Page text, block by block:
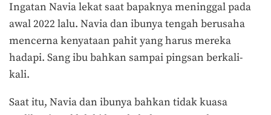
Ingatan Navia lekat saat bapaknya meninggal pada
awal 2022 lalu. Navia dan ibunya tengah berusaha
mencerna kenyataan pahit yang harus mereka
hadapi. Sang ibu bahkan sampai pingsan berkali-
kali.
Saat itu, Navia dan ibunya bahkan tidak kuasa